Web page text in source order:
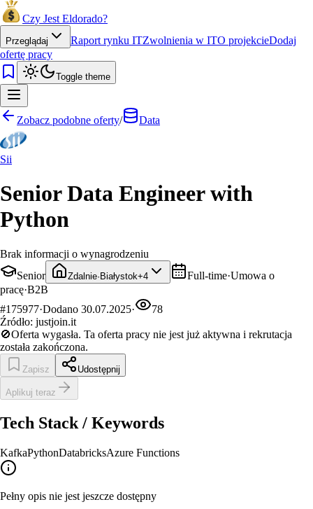
Czy Jest Eldorado?
Przeglądaj Raport rynku ITZwolnienia w ITO projekcieDodaj
ofertę pracy
Toggle theme
Zobacz podobne oferty/ Data
Sii
Senior Data Engineer with
Python
Brak informacji o wynagrodzeniu
Senior
Zdalnie· Białystok+4 Full-time·Umowa o
pracę·B2B
#175977·Dodano 30.07.2025·
78
Źródło: justjoin.it
🚫Oferta wygasła. Ta oferta pracy nie jest już aktywna i rekrutacja
została zakończona.
Zapisz Udostępnij
Aplikuj teraz
Tech Stack / Keywords
KafkaPythonDatabricksAzure Functions
Pełny opis nie jest jeszcze dostępny